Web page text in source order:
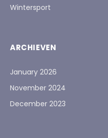
Wintersport
ARCHIEVEN
January 2026
November 2024
December 2023